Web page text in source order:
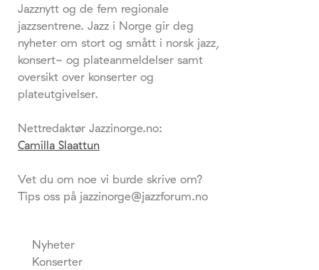
Jazznytt og de fem regionale
jazzsentrene. Jazz i Norge gir deg
nyheter om stort og smått i norsk jazz,
konsert- og plateanmeldelser samt
oversikt over konserter og
plateutgivelser.
Nettredaktør Jazzinorge.no:
Camilla Slaattun
Vet du om noe vi burde skrive om?
Tips oss på jazzinorge@jazzforum.no
Nyheter
Konserter